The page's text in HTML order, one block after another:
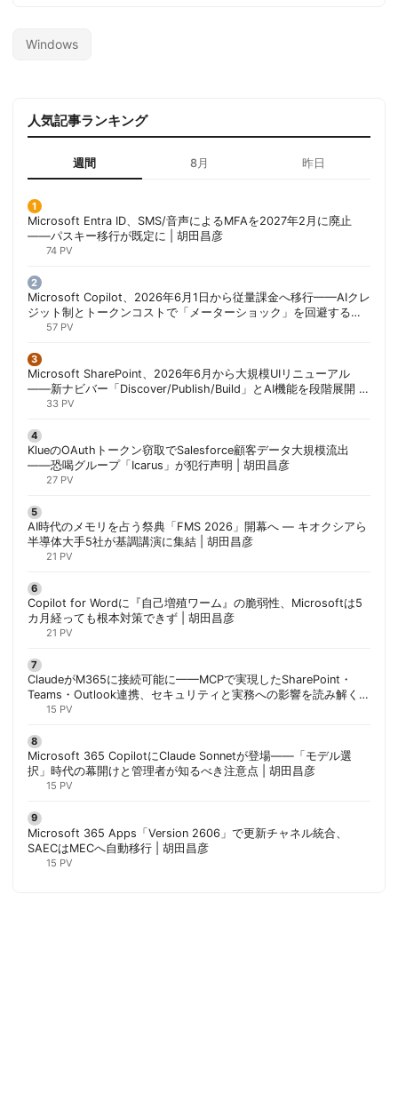
Windows
人気記事ランキング
週間 8月 昨日
Microsoft Entra ID、SMS/音声によるMFAを2027年2月に廃止
——パスキー移行が既定に | 胡田昌彦
74 PV
Microsoft Copilot、2026年6月1日から従量課金へ移行——AIクレ
ジット制とトークンコストで「メーターショック」を回避する方
法 | 胡田昌彦
57 PV
Microsoft SharePoint、2026年6月から大規模UIリニューアル
——新ナビバー「Discover/Publish/Build」とAI機能を段階展開 |
胡田昌彦
33 PV
KlueのOAuthトークン窃取でSalesforce顧客データ大規模流出
——恐喝グループ「Icarus」が犯行声明 | 胡田昌彦
27 PV
AI時代のメモリを占う祭典「FMS 2026」開幕へ ― キオクシアら
半導体大手5社が基調講演に集結 | 胡田昌彦
21 PV
Copilot for Wordに『自己増殖ワーム』の脆弱性、Microsoftは5
カ月経っても根本対策できず | 胡田昌彦
21 PV
ClaudeがM365に接続可能に——MCPで実現したSharePoint・
Teams・Outlook連携、セキュリティと実務への影響を読み解く |
胡田昌彦
15 PV
Microsoft 365 CopilotにClaude Sonnetが登場——「モデル選
択」時代の幕開けと管理者が知るべき注意点 | 胡田昌彦
15 PV
Microsoft 365 Apps「Version 2606」で更新チャネル統合、
SAECはMECへ自動移行 | 胡田昌彦
15 PV